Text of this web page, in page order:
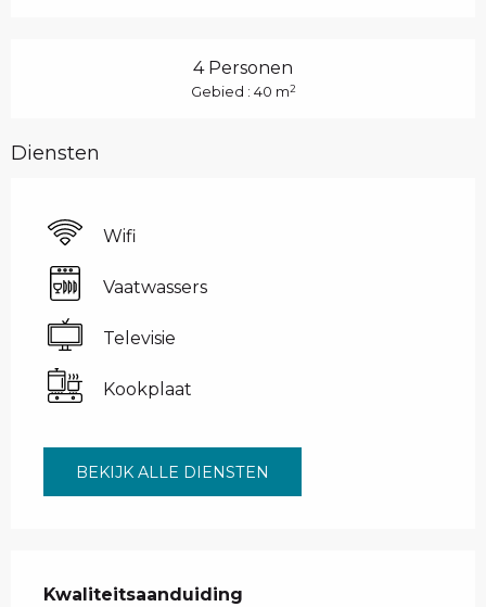
4 Personen
Gebied : 40 m2
Diensten
Wifi
Vaatwassers
Televisie
Kookplaat
BEKIJK ALLE DIENSTEN
Kwaliteitsaanduiding
Kwaliteitsaanduiding